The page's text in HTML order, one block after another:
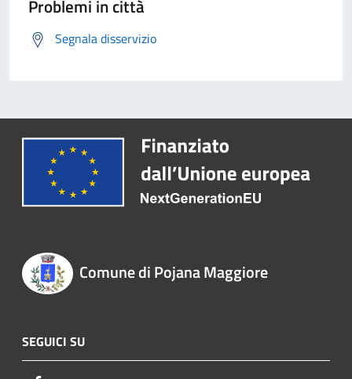
Problemi in città
Segnala disservizio
Comune di Pojana Maggiore
SEGUICI SU